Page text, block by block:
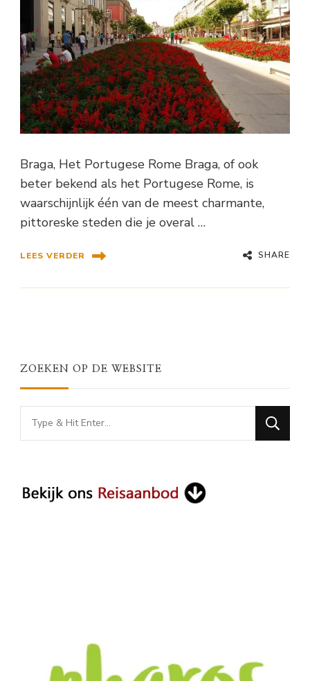
Braga, Het Portugese Rome Braga, of ook
beter bekend als het Portugese Rome, is
waarschijnlijk één van de meest charmante,
pittoreske steden die je overal …
LEES VERDER SHARE
ZOEKEN OP DE WEBSITE
Looking
for